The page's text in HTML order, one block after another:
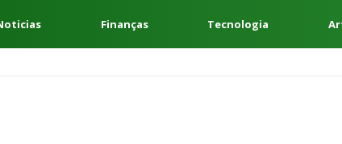
Finanças Tecnologia